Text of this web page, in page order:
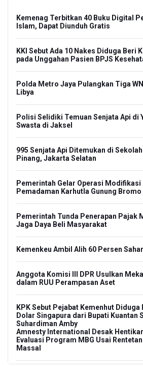
Kemenag Terbitkan 40 Buku Digital
Islam, Dapat Diunduh Gratis
KKI Sebut Ada 10 Nakes Diduga Beri
pada Unggahan Pasien BPJS
Polda Metro Jaya Pulangkan Tiga
Libya
Polisi Selidiki Temuan Senjata Api di
Swasta di Jaksel
995 Senjata Api Ditemukan di
Pinang, Jakarta Selatan
Pemerintah Gelar Operasi Modifikasi
Pemadaman Karhutla Gunung Bromo
Pemerintah Tunda Penerapan Pajak
Jaga Daya Beli Masyarakat
Kemenkeu Ambil Alih 60 Persen
Anggota Komisi III DPR Usulkan
dalam RUU Perampasan Aset
KPK Sebut Pejabat Kemenhut
Dolar Singapura dari Bupati Kuantan
Suhardiman Amby
Amnesty International Desak
Evaluasi Program MBG Usai
Massal